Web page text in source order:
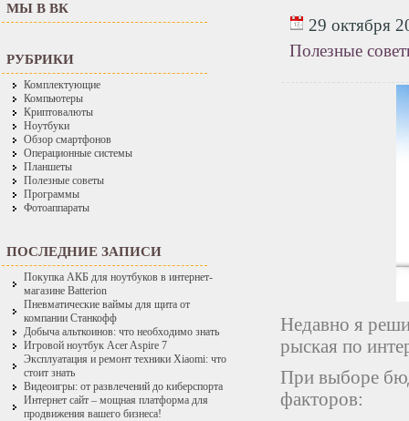
МЫ В ВК
РУБРИКИ
Комплектующие
Компьютеры
Криптовалюты
Ноутбуки
Обзор смартфонов
Операционные системы
Планшеты
Полезные советы
Программы
Фотоаппараты
ПОСЛЕДНИЕ ЗАПИСИ
Покупка АКБ для ноутбуков в интернет-
магазине Batterion
Пневматические ваймы для щита от
компании Станкофф
Добыча альткоинов: что необходимо знать
Игровой ноутбук Acer Aspire 7
Эксплуатация и ремонт техники Xiaomi: что
стоит знать
Видеоигры: от развлечений до киберспорта
Интернет сайт – мощная платформа для
продвижения вашего бизнеса!
29 октября
Полезные
Недавно я
рыская по
При выборе
факторов: